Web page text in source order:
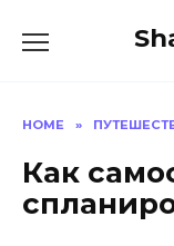
HOME »
Как